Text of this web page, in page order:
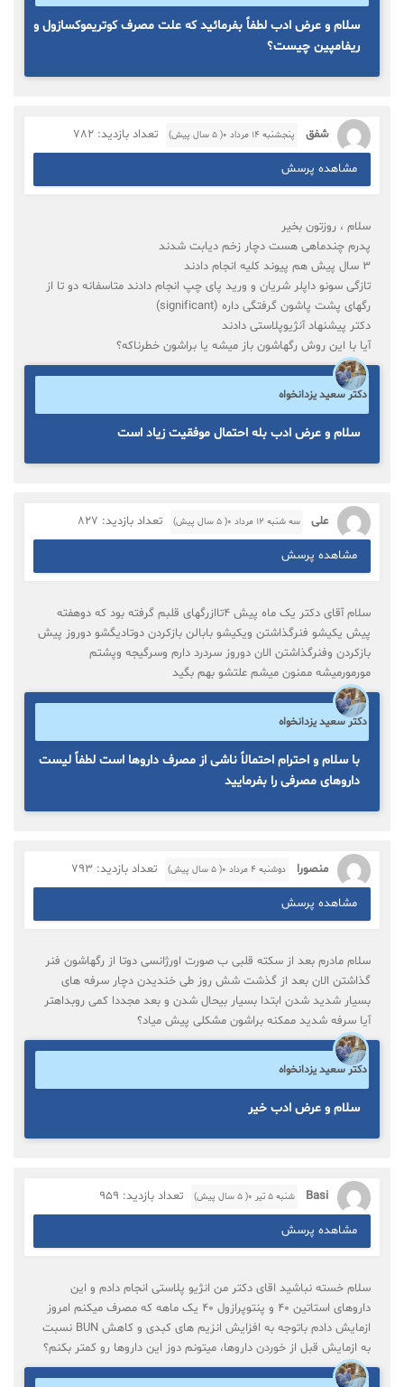
سلام و عرض ادب لطفاً بفرمائید که علت مصرف کوتریموکسازول و
ریفامپین چیست؟
شفق پنجشنبه ۱۴ مرداد ۰( 5 سال پیش) تعداد بازدید: 782
مشاهده پرسش
سلام ، روزتون بخیر
پدرم چند‌ماهی هست دچار زخم دیابت شدند
۳ سال پیش هم پیوند کلیه انجام دادند
تازگی سونو داپلر شریان و ورید پای چپ انجام دادند متاسفانه دو تا از
رگهای پشت پاشون گرفتگی داره (significant)
دکتر پیشنهاد آنژیوپلاستی دادند
آیا با این روش رگهاشون باز میشه یا براشون خطرناکه‌؟
دکتر سعید یزدانخواه
سلام و عرض ادب بله احتمال موفقیت زیاد است
علی سه شنبه ۱۲ مرداد ۰( 5 سال پیش) تعداد بازدید: 827
مشاهده پرسش
سلام آقای دکتر یک ماه پیش ۴تاازرگهای قلبم گرفته بود که دوهفته
پیش یکیشو فنرگذاشتن ویکیشو بابالن بازکردن دوتادیگشو دوروز پیش
بازکردن وفنرگذاشتن الان دوروز سردرد دارم وسرگیجه وپشتم
مورمورمیشه ممنون میشم علتشو بهم بگید
دکتر سعید یزدانخواه
با سلام و احترام احتمالاً ناشی از مصرف داروها است لطفاً لیست
داروهای مصرفی را بفرمایید
منصورا دوشنبه ۴ مرداد ۰( 5 سال پیش) تعداد بازدید: 793
مشاهده پرسش
سلام مادرم بعد از سکته قلبی ب صورت اورژانسی دوتا از رگهاشون فنر
گذاشتن الان بعد از گذشت شش روز طی خندیدن دچار سرفه های
بسیار شدید شدن ابتدا بسیار بیحال شدن و بعد مجددا کمی روبداهتر
آیا سرفه شدید ممکنه براشون مشکلی پیش میاد؟
دکتر سعید یزدانخواه
سلام و عرض ادب خیر
Basi شنبه ۵ تیر ۰( 5 سال پیش) تعداد بازدید: 959
مشاهده پرسش
سلام خسته نباشید اقای دکتر من انژیو پلاستی انجام دادم و این
داروهای استاتین ۴۰ و پنتوپرازول ۴۰ یک ماهه که مصرف میکنم امروز
ازمایش دادم باتوجه به افزایش انزیم های کبدی و کاهش BUN نسبت
به ازمایش قبل از خوردن داروها، میتونم دوز این داروها رو کمتر بکنم؟